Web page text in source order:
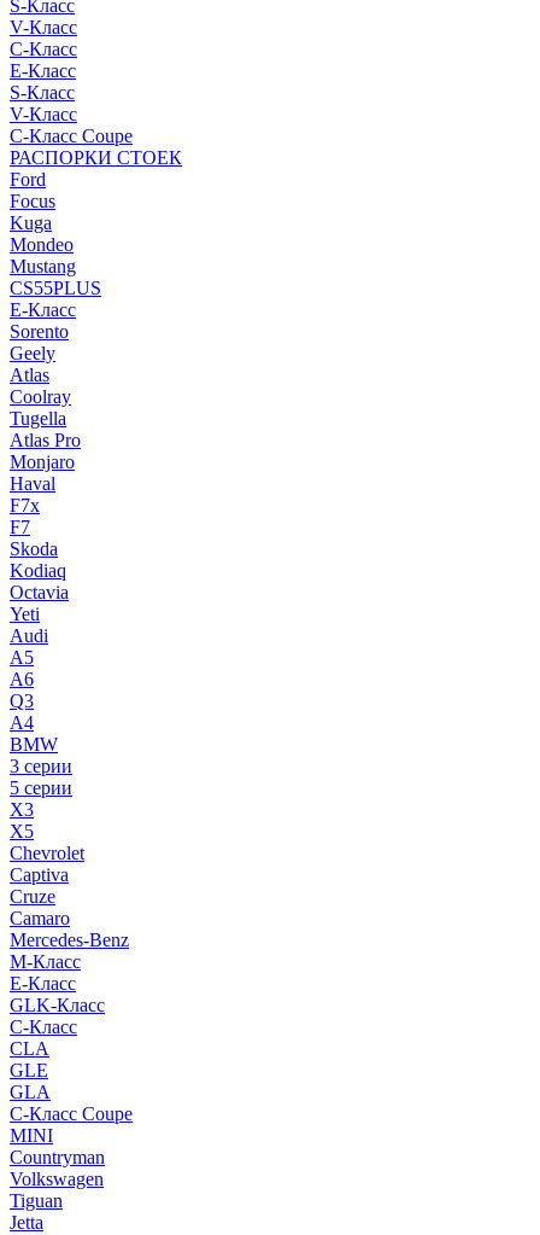
S-Класс
V-Класс
C-Класс
E-Класс
S-Класс
V-Класс
C-Класс Coupe
РАСПОРКИ СТОЕК
Ford
Focus
Kuga
Mondeo
Mustang
CS55PLUS
E-Класс
Sorento
Geely
Atlas
Coolray
Tugella
Atlas Pro
Monjaro
Haval
F7x
F7
Skoda
Kodiaq
Octavia
Yeti
Audi
A5
A6
Q3
A4
BMW
3 серии
5 серии
X3
X5
Chevrolet
Captiva
Cruze
Camaro
Mercedes-Benz
M-Класс
E-Класс
GLK-Класс
C-Класс
CLA
GLE
GLA
C-Класс Coupe
MINI
Countryman
Volkswagen
Tiguan
Jetta